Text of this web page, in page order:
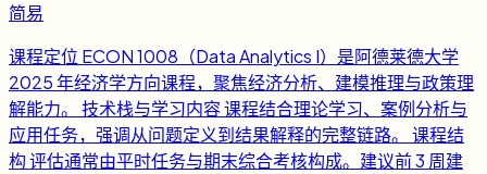
简易
课程定位 ECON 1008（Data Analytics I）是阿德莱德大学
2025 年经济学方向课程，聚焦经济分析、建模推理与政策理
解能力。 技术栈与学习内容 课程结合理论学习、案例分析与
应用任务，强调从问题定义到结果解释的完整链路。 课程结
构 评估通常由平时任务与期末综合考核构成。建议前 3 周建